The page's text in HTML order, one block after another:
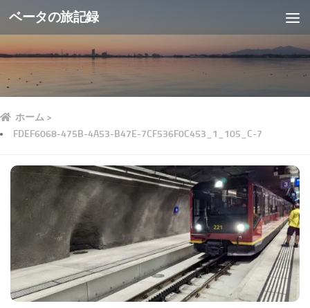
ベータの旅記録
ホーム >
FDEF6068-475B-4A53-B47E-7CF536F0C453_1_105_C-7